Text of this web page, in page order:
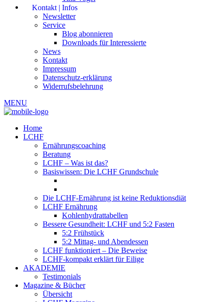
Kontakt | Infos
Newsletter
Service
Blog abonnieren
Downloads für Interessierte
News
Kontakt
Impressum
Datenschutz-erklärung
Widerrufsbelehrung
MENU
Home
LCHF
Ernährungscoaching
Beratung
LCHF – Was ist das?
Basiswissen: Die LCHF Grundschule
Die LCHF-Ernährung ist keine Reduktionsdiät
LCHF Ernährung
Kohlenhydrattabellen
Bessere Gesundheit: LCHF und 5:2 Fasten
5:2 Frühstück
5:2 Mittag- und Abendessen
LCHF funktioniert – Die Beweise
LCHF-kompakt erklärt für Eilige
AKADEMIE
Testimonials
Magazine & Bücher
Übersicht